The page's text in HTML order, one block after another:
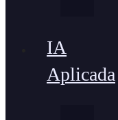
IA
Aplicada